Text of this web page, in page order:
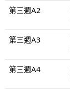
第三週A2
第三週A3
第三週A4